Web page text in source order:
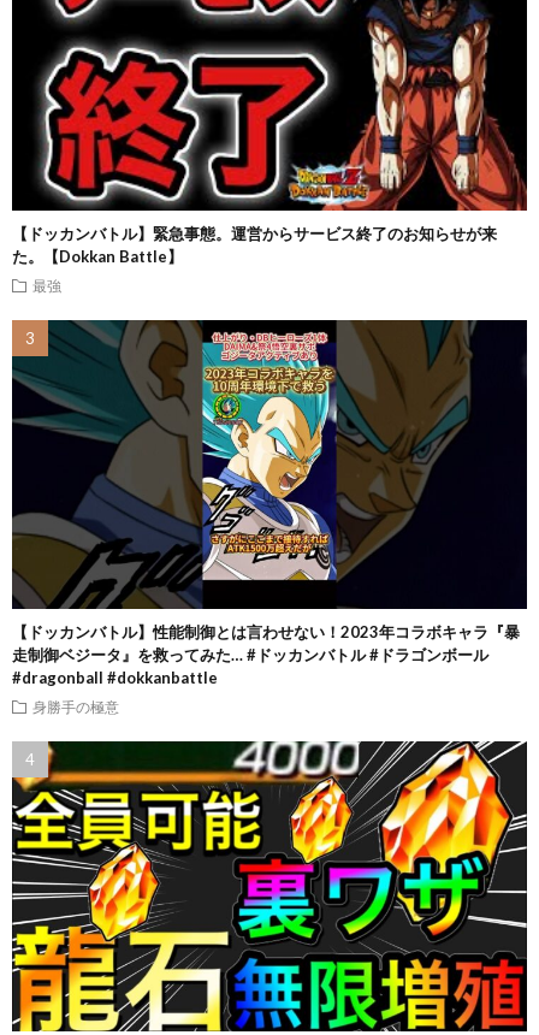
【ドッカンバトル】緊急事態。運営からサービス終了のお知らせが来
た。【Dokkan Battle】
最強
【ドッカンバトル】性能制御とは言わせない！2023年コラボキャラ『暴
走制御ベジータ』を救ってみた… #ドッカンバトル #ドラゴンボール
#dragonball #dokkanbattle
身勝手の極意